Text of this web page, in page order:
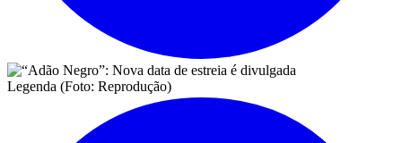
Legenda (Foto: Reprodução)